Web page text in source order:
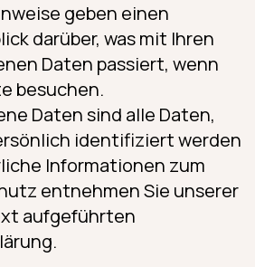
geben einen
darüber, was mit Ihren
Daten passiert, wenn
besuchen.
Daten sind alle Daten,
identifiziert werden
Informationen zum
entnehmen Sie unserer
aufgeführten